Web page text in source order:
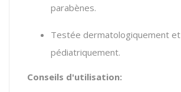
parabènes.
Testée dermatologiquement et
pédiatriquement.
Conseils d'utilisation: